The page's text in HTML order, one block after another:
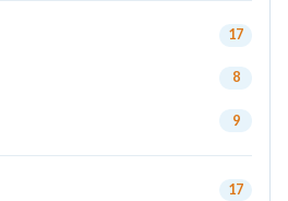
17
8
9
17